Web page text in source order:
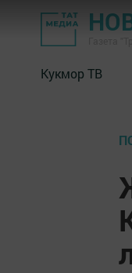
Кукмор ТВ